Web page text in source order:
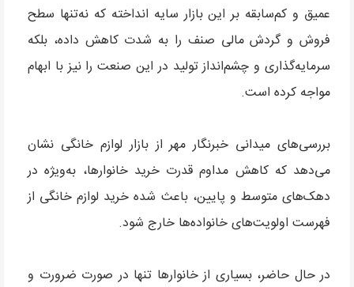
عمیق و کم‌سابقه بر این بازار سایه انداخته که نه‌تنها سطح
فروش و گردش مالی صنف را به شدت کاهش داده، بلکه
سرمایه‌گذاری و چشم‌انداز تولید در این صنعت را نیز با ابهام
مواجه کرده است.
بررسی‌های میدانی خبرنگار مهر از بازار لوازم خانگی نشان
می‌دهد که کاهش مداوم قدرت خرید خانوارها، به‌ویژه در
دهک‌های متوسط و پایین، باعث شده خرید لوازم خانگی از
فهرست اولویت‌های خانواده‌ها خارج شود.
در حال حاضر، بسیاری از خانوارها تنها در صورت ضرورت و